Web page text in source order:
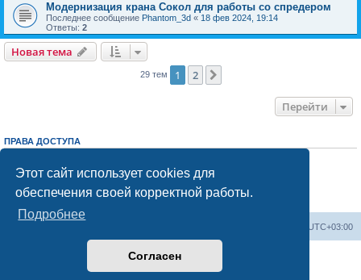
Этот сайт использует cookies для
обеспечения своей корректной работы.
Подробнее
Согласен
Модернизация крана Сокол для работы со спредером
Последнее сообщение Phantom_3d « 18 фев 2024, 19:14
Ответы: 2
Новая тема
29 тем 1 2
Перейти
ПРАВА ДОСТУПА
Выне можетеотвечать на сообщения
Выне можетередактировать свои сообщения
Выне можетеудалять свои сообщения
добавлять вложения
UTC+03:00
Создано на основеphpBB® Forum Software © phpBB Limited
Русская поддержка phpBB